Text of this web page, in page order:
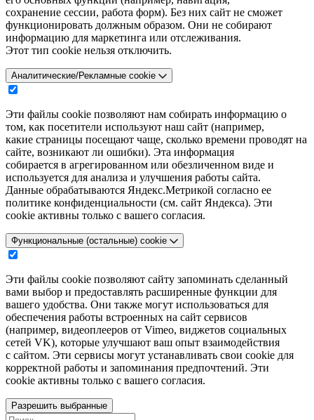
сохранение сессии, работа форм). Без них сайт не сможет
функционировать должным образом. Они не собирают
информацию для маркетинга или отслеживания.
Этот тип cookie нельзя отключить.
Аналитические/Рекламные cookie
Эти файлы cookie позволяют нам собирать информацию о
том, как посетители используют наш сайт (например,
какие страницы посещают чаще, сколько времени проводят на
сайте, возникают ли ошибки). Эта информация
собирается в агрегированном или обезличенном виде и
используется для анализа и улучшения работы сайта.
Данные обрабатываются Яндекс.Метрикой согласно ее
политике конфиденциальности (см. сайт Яндекса). Эти
cookie активны только с вашего согласия.
Функциональные (остальные) cookie
Эти файлы cookie позволяют сайту запоминать сделанный
вами выбор и предоставлять расширенные функции для
вашего удобства. Они также могут использоваться для
обеспечения работы встроенных на сайт сервисов
(например, видеоплееров от Vimeo, виджетов социальных
сетей VK), которые улучшают ваш опыт взаимодействия
с сайтом. Эти сервисы могут устанавливать свои cookie для
корректной работы и запоминания предпочтений. Эти
cookie активны только с вашего согласия.
Разрешить выбранные